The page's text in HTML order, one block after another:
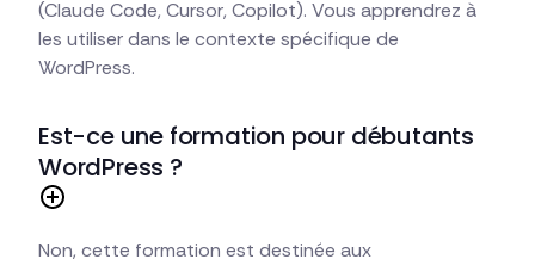
(Claude Code, Cursor, Copilot). Vous apprendrez à
les utiliser dans le contexte spécifique de
WordPress.
Est-ce une formation pour débutants
WordPress ?
Non, cette formation est destinée aux